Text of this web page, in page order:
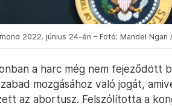
2022. június 24-én – Fotó: Mandel Ngan
a harc még nem fejeződött
mozgásához való jogát,
az abortusz. Felszólította a